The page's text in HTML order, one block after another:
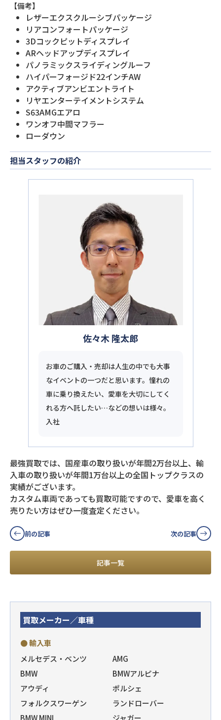
【備考】
レザーエクスクルーシブパッケージ
リアコンフォートパッケージ
3Dコックピットディスプレイ
ARヘッドアップディスプレイ
パノラミックスライディングルーフ
ハイパーフォージド22インチAW
アクティブアンビエントライト
リヤエンターテイメントシステム
S63AMGエアロ
ワンオフ中間マフラー
ローダウン
担当スタッフの紹介
佐々木 隆太郎
お車のご購入・売却は人生の中でも大事
なイベントの一つだと思います。憧れの
車に乗り換えたい、愛車を大切にしてく
れる方へ託したい…などの想いは様々。
入社
最強買取では、国産車の取り扱いが年間2万台以上、輸
入車の取り扱いが年間1万台以上の全国トップクラスの
実績がございます。
カスタム車両であっても買取可能ですので、愛車を高く
売りたい方はぜひ一度査定ください。
前の記事
記事一覧
次の記事
買取メーカー／車種
● 輸入車
メルセデス・ベンツ
AMG
BMW
BMWアルピナ
アウディ
ポルシェ
フォルクスワーゲン
ランドローバー
BMW MINI
ジャガー